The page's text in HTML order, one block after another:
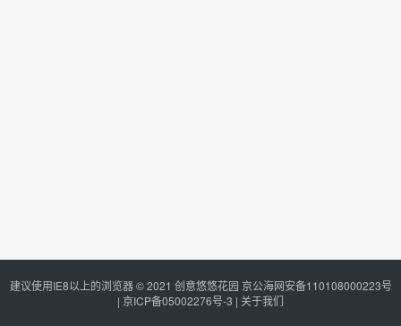
建议使用IE8以上的浏览器 © 2021 创意悠悠花园 京公海网安备110108000223号
| 京ICP备05002276号-3 | 关于我们